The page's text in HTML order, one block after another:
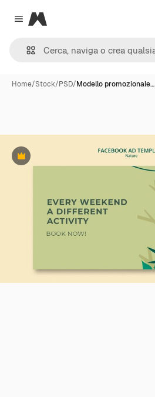
Close menu
Magnific
Home/Stock/PSD/Modello promozionale…
Premium